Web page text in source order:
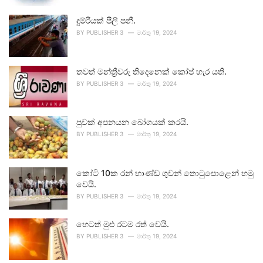
දුම්රියක් පීලි පනී.
BY PUBLISHER 3 මාර්තු 19, 2024
තවත් මන්ත්‍රීවරු තිදෙනෙක් කෝප් හැර යති.
BY PUBLISHER 3 මාර්තු 19, 2024
පුවක් අපනයන බෝගයක් කරයි.
BY PUBLISHER 3 මාර්තු 19, 2024
කෝටි 10ක රන් භාණ්ඩ ගුවන් තොටුපොළෙන් හමු
වෙයි.
BY PUBLISHER 3 මාර්තු 19, 2024
හෙටත් මුළු රටම රත් වෙයි.
BY PUBLISHER 3 මාර්තු 19, 2024